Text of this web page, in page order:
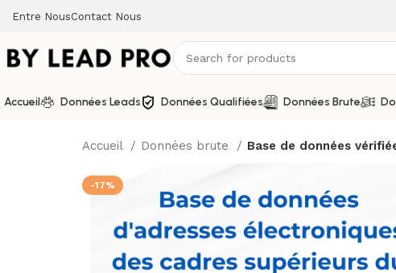
Entre NousContact Nous
Accueil Données Leads Données Qualifiées Données Brute
Accueil Données brute Base de données
-17%